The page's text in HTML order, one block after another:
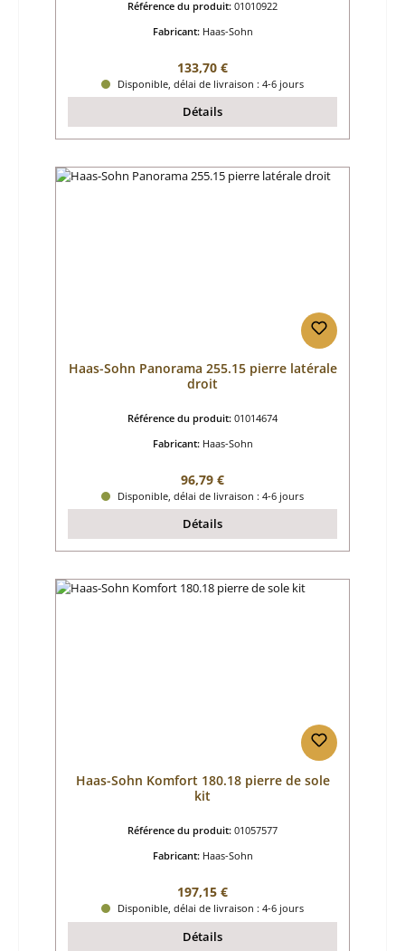
Référence du produit: 01010922
Fabricant: Haas-Sohn
Prix régulier :
133,70 €
Disponible, délai de livraison : 4-6 jours
Détails
Haas-Sohn Panorama 255.15 pierre latérale
droit
Référence du produit: 01014674
Fabricant: Haas-Sohn
Prix régulier :
96,79 €
Disponible, délai de livraison : 4-6 jours
Détails
Haas-Sohn Komfort 180.18 pierre de sole
kit
Référence du produit: 01057577
Fabricant: Haas-Sohn
Prix régulier :
197,15 €
Disponible, délai de livraison : 4-6 jours
Détails